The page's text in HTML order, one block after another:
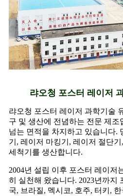
랴오청 포스터 레이저
랴오청 포스터 레이저 과학기술
구 및 생산에 전념하는 전문 제조
넘는 면적을 차지하고 있습니다.
기, 레이저 마킹기, 레이저 절단
세척기를 생산합니다.
2004년 설립 이후 포스터 레이저
히 실천해 왔습니다. 2023년까지
국, 브라질, 멕시코, 호주, 터키, 한